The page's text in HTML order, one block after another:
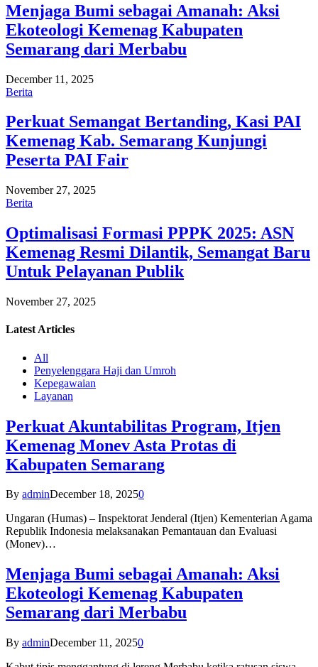
Menjaga Bumi sebagai Amanah: Aksi
Ekoteologi Kemenag Kabupaten
Semarang dari Merbabu
December 11, 2025
Berita
Perkuat Semangat Bertanding, Kasi PAI
Kemenag Kab. Semarang Kunjungi
Peserta PAI Fair
November 27, 2025
Berita
Optimalisasi Formasi PPPK 2025: ASN
Kemenag Resmi Dilantik, Semangat Baru
Untuk Pelayanan Publik
November 27, 2025
Latest Articles
All
Penyelenggara Haji dan Umroh
Kepegawaian
Layanan
Perkuat Akuntabilitas Program, Itjen
Kemenag Monev Asta Protas di
Kabupaten Semarang
By adminDecember 18, 20250
Ungaran (Humas) – Inspektorat Jenderal (Itjen) Kementerian Agama
Republik Indonesia melaksanakan Pemantauan dan Evaluasi
(Monev)…
Menjaga Bumi sebagai Amanah: Aksi
Ekoteologi Kemenag Kabupaten
Semarang dari Merbabu
By adminDecember 11, 20250